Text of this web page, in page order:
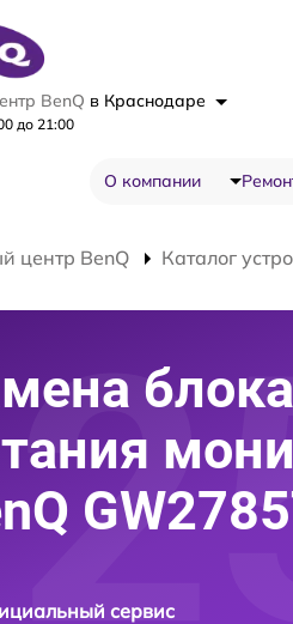
BenQ в Краснодаре
до 21:00
О компании
центр BenQ Каталог
блока
сервис